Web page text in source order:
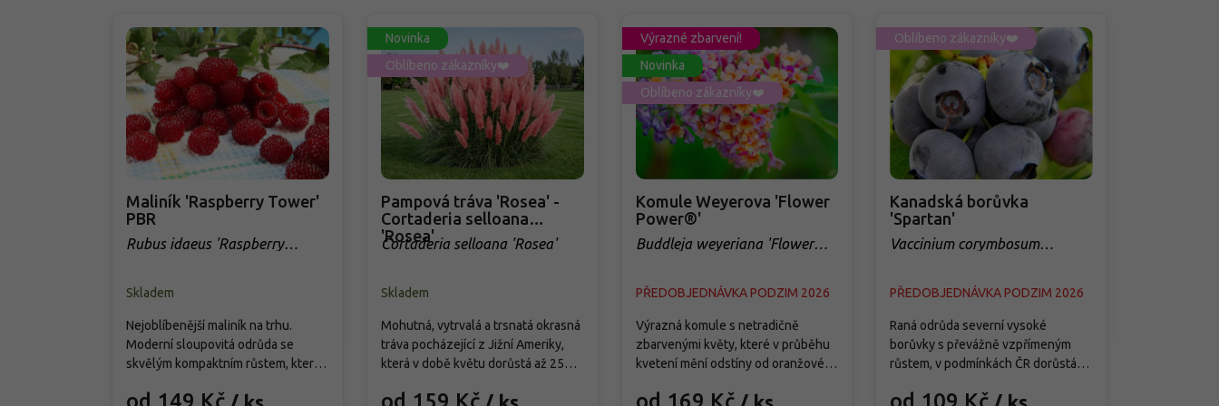
Maliník 'Raspberry Tower'
PBR
Rubus idaeus 'Raspberry
Skladem
Nejoblíbenější maliník na trhu.
Moderní sloupovitá odrůda se
skvělým kompaktním růstem, která
úrodu velkých, sladkých a
Novinka
Oblíbeno zákazníky❤️
Pampová tráva 'Rosea' -
Cortaderia selloana
'Rosea'
Cortaderia selloana 'Rosea'
Skladem
Mohutná, vytrvalá a trsnatá okrasná
tráva pocházející z Jižní Ameriky,
která v době květu dorůstá až 250
chocholatá květenství světle
Výrazné zbarvení!
Novinka
Oblíbeno zákazníky❤️
Komule Weyerova 'Flower
Power®'
Buddleja weyeriana 'Flower
PŘEDOBJEDNÁVKA PODZIM 2026
Výrazná komule s netradičně
zbarvenými květy, které v průběhu
kvetení mění odstíny od oranžové
od července do září a pravidelně
Oblíbeno zákazníky❤️
Kanadská borůvka
'Spartan'
Vaccinium corymbosum
PŘEDOBJEDNÁVKA PODZIM 2026
Raná odrůda severní vysoké
borůvky s převážně vzpřímeným
růstem, v podmínkách ČR dorůstá
vytváří středně hustý keř s pevnými